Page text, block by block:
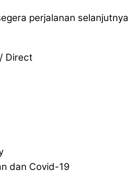
perjalanan
Direct
dan Covid-19